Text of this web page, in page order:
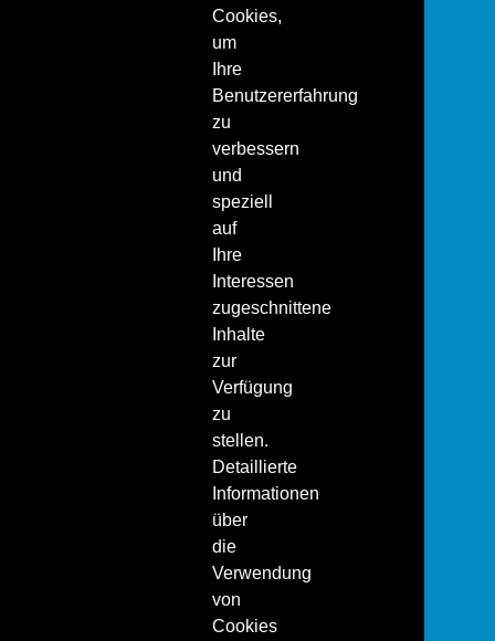
Cookies,
um
Ihre
Benutzererfahrung
zu
verbessern
und
speziell
auf
Ihre
Interessen
zugeschnittene
Inhalte
zur
Verfügung
zu
stellen.
Detaillierte
Informationen
über
die
Verwendung
von
Cookies